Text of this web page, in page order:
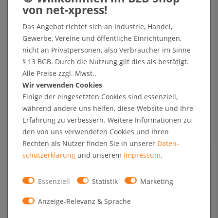
zurückerhalten haben und eine Warenprüfung in einem
zumutbaren Zeitraum stattfinden konnte. Bei Warenlieferungen, zu
denen noch keine Zahlung erfolgte (z.B. Lieferung auf Rechnung),
wird Ihnen eine Gutschrift abzgl. o.g. Zusatzleistungen ausgestellt
und per eMail versendet, die mit dem offenen Betrag verrechnet
werden kann.
Sie haben die Waren unverzüglich und in jedem Fall spätestens
binnen vierzehn Tagen ab dem Tag, an dem Sie uns über den
Widerruf dieses Vertrags unterrichten, per UPS an uns
zurückzusenden. Sie tragen die unmittelbaren Kosten der
Rücksendung der Waren. Waren, die aufgrund ihrer Beschaffenheit
nicht als Paket zurückgesandt werden können, müssen per
Spedition zurückgesendet werden. Die Rücksendung von Waren
haben (UPS oder Spedition), da es sich überwiegend um
empfindliche Artikel handelt, die bei einer regulären
paketdienstüblichen Bandsortierung einem erhöhten
Das Angebot richtet sich an Industrie, Handel,
Gewerbe, Vereine und öffentliche Einrichtungen,
nicht an Privatpersonen, also Verbraucher im Sinne
§ 13 BGB. Durch die Nutzung gilt dies als bestätigt.
Alle Preise zzgl. Mwst..
Wir verwenden Cookies
Einige der eingesetzten Cookies sind essenziell,
während andere uns helfen, diese Website und Ihre
Erfahrung zu verbessern. Weitere Informationen zu
den von uns verwendeten Cookies und Ihren
Rechten als Nutzer finden Sie in unserer Daten­
schutz­erklärung und unserem Impressum.
Essenziell Statistik Marketing
Anzeige-Relevanz & Sprache